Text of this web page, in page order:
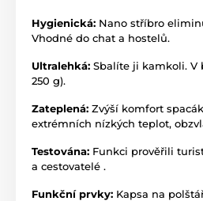
Hygienická: Nano stříbro
Vhodné do chat a hostelů.
Ultralehká: Sbalíte ji kamkoli.
250 g).
Zateplená: Zvýší komfort
extrémních nízkých teplot,
Testována: Funkci prověřili
a cestovatelé .
Funkční prvky: Kapsa na